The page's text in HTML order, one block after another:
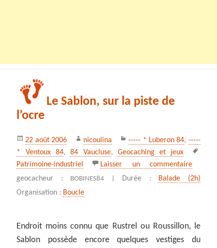
Le Sablon, sur la piste de
l’ocre
Publié
le
22 août 2006 Auteur
nicoulina Catégories
----- * Luberon 84, -----
* Ventoux 84,84 Vaucluse, Geocaching et jeux
Patrimoine-industriel
Laisser un commentaire
geocacheur : BOBINES84 | Durée :
Balade (2h)
Organisation : Boucle
Endroit moins connu que Rustrel ou Roussillon, le
Sablon possède encore quelques vestiges du